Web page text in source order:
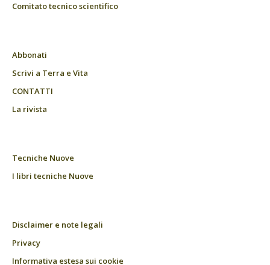
Comitato tecnico scientifico
Abbonati
Scrivi a Terra e Vita
CONTATTI
La rivista
Tecniche Nuove
I libri tecniche Nuove
Disclaimer e note legali
Privacy
Informativa estesa sui cookie